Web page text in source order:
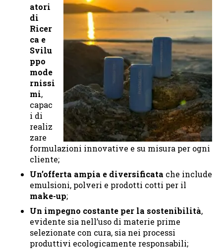
atori
di
Ricer
ca e
Svilu
ppo
mode
rnissi
mi,
capac
i di
realiz
zare
formulazioni innovative e su misura per ogni
cliente;
Un’offerta ampia e diversificata che include
emulsioni, polveri e prodotti cotti per il
make-up;
Un impegno costante per la sostenibilità,
evidente sia nell’uso di materie prime
selezionate con cura, sia nei processi
produttivi ecologicamente responsabili;